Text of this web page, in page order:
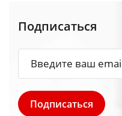
Подписаться